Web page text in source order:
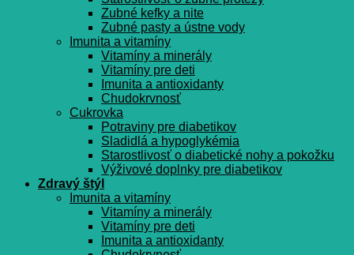
Zubné kefky a nite
Zubné pasty a ústne vody
Imunita a vitamíny
Vitamíny a minerály
Vitamíny pre deti
Imunita a antioxidanty
Chudokrvnosť
Cukrovka
Potraviny pre diabetikov
Sladidlá a hypoglykémia
Starostlivosť o diabetické nohy a pokožku
Výživové doplnky pre diabetikov
Zdravý štýl
Imunita a vitamíny
Vitamíny a minerály
Vitamíny pre deti
Imunita a antioxidanty